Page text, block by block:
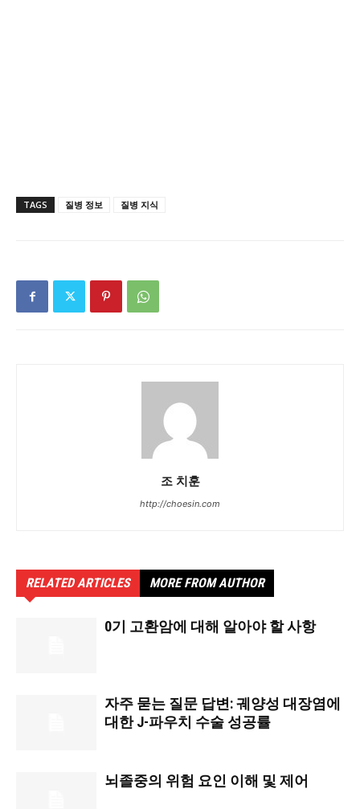
TAGS 질병 정보 질병 지식
조 치훈
http://choesin.com
RELATED ARTICLES MORE FROM AUTHOR
0기 고환암에 대해 알아야 할 사항
자주 묻는 질문 답변: 궤양성 대장염에
대한 J-파우치 수술 성공률
뇌졸중의 위험 요인 이해 및 제어